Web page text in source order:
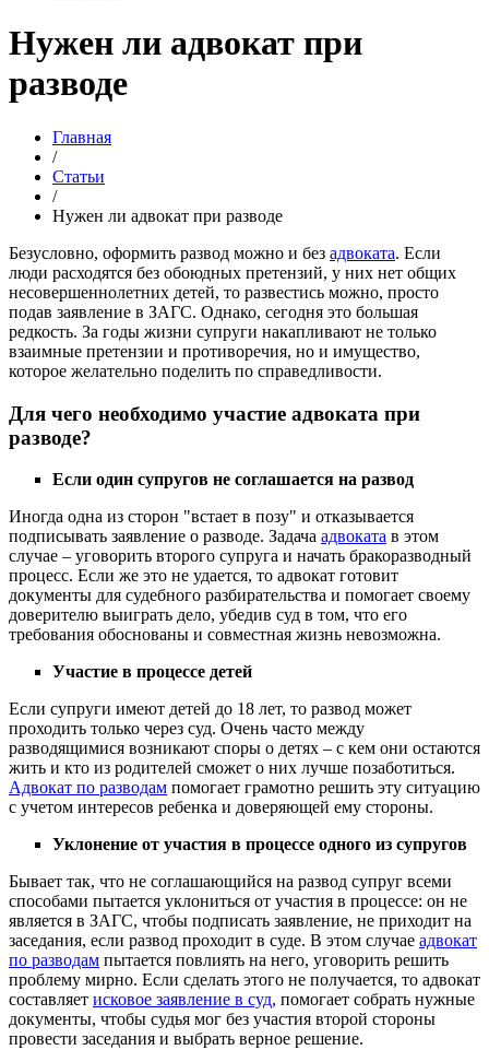
Нужен ли адвокат при
разводе
Главная
/
Статьи
/
Нужен ли адвокат при разводе
Безусловно, оформить развод можно и без адвоката. Если
люди расходятся без обоюдных претензий, у них нет общих
несовершеннолетних детей, то развестись можно, просто
подав заявление в ЗАГС. Однако, сегодня это большая
редкость. За годы жизни супруги накапливают не только
взаимные претензии и противоречия, но и имущество,
которое желательно поделить по справедливости.
Для чего необходимо участие адвоката при
разводе?
Если один супругов не соглашается на развод
Иногда одна из сторон "встает в позу" и отказывается
подписывать заявление о разводе. Задача адвоката в этом
случае – уговорить второго супруга и начать бракоразводный
процесс. Если же это не удается, то адвокат готовит
документы для судебного разбирательства и помогает своему
доверителю выиграть дело, убедив суд в том, что его
требования обоснованы и совместная жизнь невозможна.
Участие в процессе детей
Если супруги имеют детей до 18 лет, то развод может
проходить только через суд. Очень часто между
разводящимися возникают споры о детях – с кем они остаются
жить и кто из родителей сможет о них лучше позаботиться.
Адвокат по разводам помогает грамотно решить эту ситуацию
с учетом интересов ребенка и доверяющей ему стороны.
Уклонение от участия в процессе одного из супругов
Бывает так, что не соглашающийся на развод супруг всеми
способами пытается уклониться от участия в процессе: он не
является в ЗАГС, чтобы подписать заявление, не приходит на
заседания, если развод проходит в суде. В этом случае адвокат
по разводам пытается повлиять на него, уговорить решить
проблему мирно. Если сделать этого не получается, то адвокат
составляет исковое заявление в суд, помогает собрать нужные
документы, чтобы судья мог без участия второй стороны
провести заседания и выбрать верное решение.